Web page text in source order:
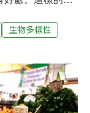
的各式蔬果、
半島的葉菜盛
頭的溫度舒服
沸。進入市集，
除了場地乾淨，
生物多樣性